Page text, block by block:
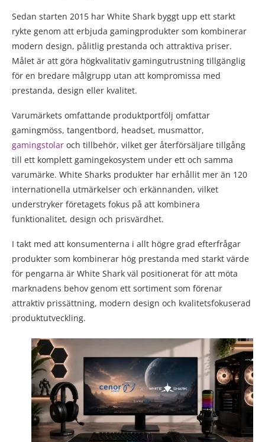
Sedan starten 2015 har White Shark byggt upp ett starkt
rykte genom att erbjuda gamingprodukter som kombinerar
modern design, pålitlig prestanda och attraktiva priser.
Målet är att göra högkvalitativ gamingutrustning tillgänglig
för en bredare målgrupp utan att kompromissa med
prestanda, design eller kvalitet.
Varumärkets omfattande produktportfölj omfattar
gamingmöss, tangentbord, headset, musmattor,
gamingstolar och tillbehör, vilket ger återförsäljare tillgång
till ett komplett gamingekosystem under ett och samma
varumärke. White Sharks produkter har erhållit mer än 120
internationella utmärkelser och erkännanden, vilket
understryker företagets fokus på att kombinera
funktionalitet, design och prisvärdhet.
I takt med att konsumenterna i allt högre grad efterfrågar
produkter som kombinerar hög prestanda med starkt värde
för pengarna är White Shark väl positionerat för att möta
marknadens behov genom ett sortiment som förenar
attraktiv prissättning, modern design och kvalitetsfokuserad
produktutveckling.